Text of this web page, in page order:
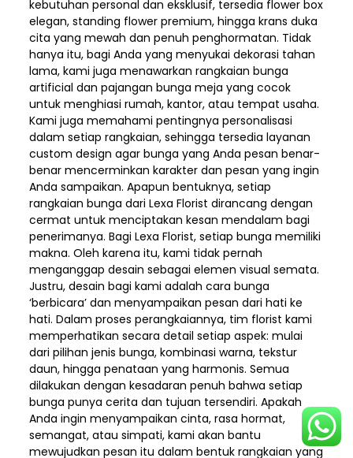
kebutuhan personal dan eksklusif, tersedia flower box
elegan, standing flower premium, hingga krans duka
cita yang mewah dan penuh penghormatan. Tidak
hanya itu, bagi Anda yang menyukai dekorasi tahan
lama, kami juga menawarkan rangkaian bunga
artificial dan pajangan bunga meja yang cocok
untuk menghiasi rumah, kantor, atau tempat usaha.
Kami juga memahami pentingnya personalisasi
dalam setiap rangkaian, sehingga tersedia layanan
custom design agar bunga yang Anda pesan benar-
benar mencerminkan karakter dan pesan yang ingin
Anda sampaikan. Apapun bentuknya, setiap
rangkaian bunga dari Lexa Florist dirancang dengan
cermat untuk menciptakan kesan mendalam bagi
penerimanya. Bagi Lexa Florist, setiap bunga memiliki
makna. Oleh karena itu, kami tidak pernah
menganggap desain sebagai elemen visual semata.
Justru, desain bagi kami adalah cara bunga
‘berbicara’ dan menyampaikan pesan dari hati ke
hati. Dalam proses perangkaiannya, tim florist kami
memperhatikan secara detail setiap aspek: mulai
dari pilihan jenis bunga, kombinasi warna, tekstur
daun, hingga penataan yang harmonis. Semua
dilakukan dengan kesadaran penuh bahwa setiap
bunga punya cerita dan tujuan tersendiri. Apakah
Anda ingin menyampaikan cinta, rasa hormat,
semangat, atau simpati, kami akan bantu
mewujudkan pesan itu dalam bentuk rangkaian yang